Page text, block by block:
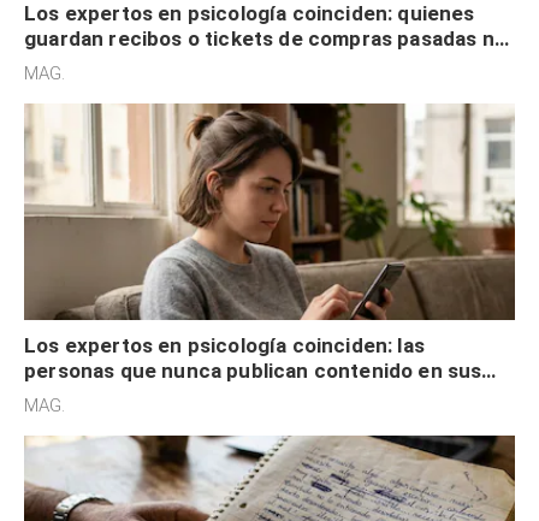
Los expertos en psicología coinciden: quienes
guardan recibos o tickets de compras pasadas no
son acumuladores, sino que tienen necesidad de
MAG.
Los expertos en psicología coinciden: las
personas que nunca publican contenido en sus
redes sociales no pretenden buscar validación
MAG.